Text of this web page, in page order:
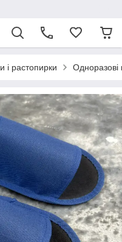
і растопирки Одноразові